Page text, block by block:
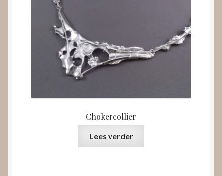
Chokercollier
Lees verder